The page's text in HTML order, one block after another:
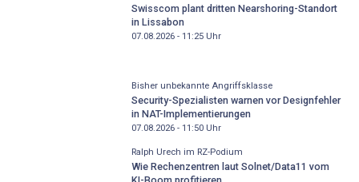
Swisscom plant dritten Nearshoring-Standort
in Lissabon
07.08.2026 - 11:25Uhr
Bisher unbekannte Angriffsklasse
Security-Spezialisten warnen vor Designfehler
in NAT-Implementierungen
07.08.2026 - 11:50Uhr
Ralph Urech im RZ-Podium
Wie Rechenzentren laut Solnet/Data11 vom